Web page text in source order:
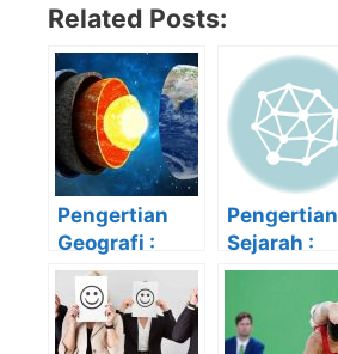
Related Posts:
Pengertian
Geografi :
Ruang
Lingkup,
Objek serta
Pengertian
Sejarah :
Definisi,
Lingkup